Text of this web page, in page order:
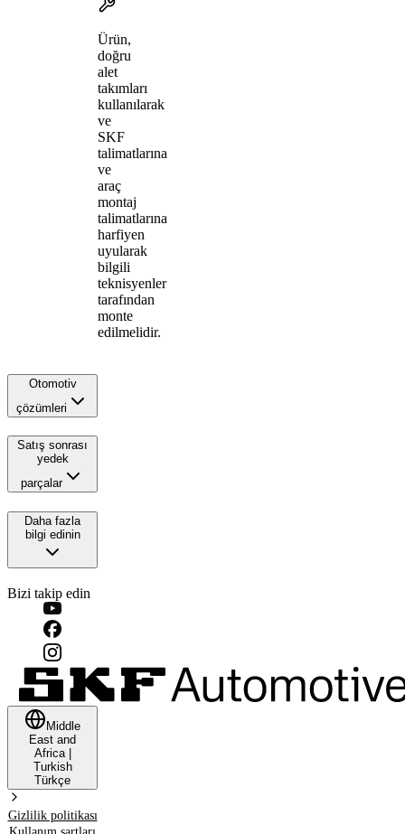
Ürün,
doğru
alet
takımları
kullanılarak
ve
SKF
talimatlarına
ve
araç
montaj
talimatlarına
harfiyen
uyularak
bilgili
teknisyenler
tarafından
monte
edilmelidir.
Otomotiv
çözümleri
Satış sonrası
yedek
parçalar
Daha fazla
bilgi edinin
Bizi takip edin
Middle
East and
Africa|
Turkish
Türkçe
Gizlilik politikası